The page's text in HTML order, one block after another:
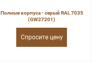
Полные корпуса - серый RAL 7035
(GW27201)
Спросите цену